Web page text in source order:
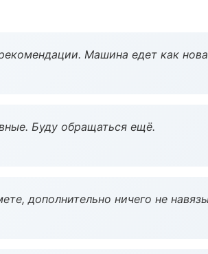
Машина едет как
Буду обращаться ещё.
дополнительно ничего не